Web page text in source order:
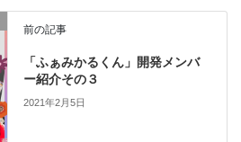
前の記事
「ふぁみかるくん」開発メンバ
ー紹介その３
2021年2月5日